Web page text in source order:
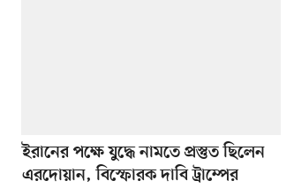
ইরানের পক্ষে যুদ্ধে নামতে প্রস্তুত ছিলেন
এরদোয়ান, বিস্ফোরক দাবি ট্রাম্পের